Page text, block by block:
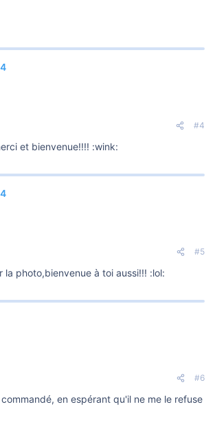
#4
et bienvenue!!!! :wink:
#5
la photo,bienvenue à toi aussi!!! :lol:
#6
en espérant qu'il ne me le refuse